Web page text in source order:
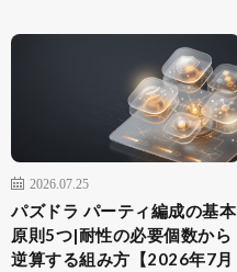
2026.07.25
パズドラ パーティ編成の基本
原則5つ|耐性の必要個数から
逆算する組み方【2026年7月